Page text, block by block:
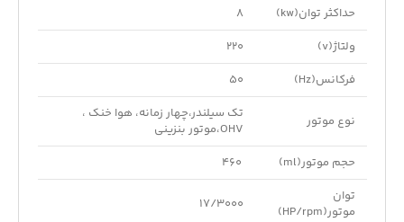
حداکثر توان(kw)
8
ولتاژ(v)
220
فرکانس(Hz)
50
نوع موتور
تک سیلندر،چهار زمانه، هوا خنک ،
OHV،موتور بنزینی
حجم موتور(ml)
توان
موتور(HP/rpm)
17/3000